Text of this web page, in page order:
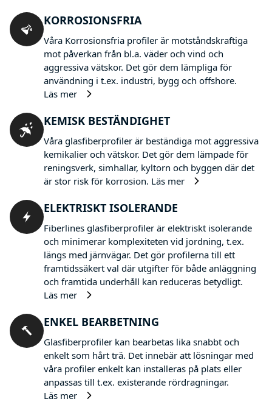
KORROSIONSFRIA
Våra Korrosionsfria profiler är motståndskraftiga
mot påverkan från bl.a. väder och vind och
aggressiva vätskor. Det gör dem lämpliga för
användning i t.ex. industri, bygg och offshore.
Läs mer
KEMISK BESTÄNDIGHET
Våra glasfiberprofiler är beständiga mot aggressiva
kemikalier och vätskor. Det gör dem lämpade för
reningsverk, simhallar, kyltorn och byggen där det
är stor risk för korrosion. Läs mer
ELEKTRISKT ISOLERANDE
Fiberlines glasfiberprofiler är elektriskt isolerande
och minimerar komplexiteten vid jordning, t.ex.
längs med järnvägar. Det gör profilerna till ett
framtidssäkert val där utgifter för både anläggning
och framtida underhåll kan reduceras betydligt.
Läs mer
ENKEL BEARBETNING
Glasfiberprofiler kan bearbetas lika snabbt och
enkelt som hårt trä. Det innebär att lösningar med
våra profiler enkelt kan installeras på plats eller
anpassas till t.ex. existerande rördragningar.
Läs mer